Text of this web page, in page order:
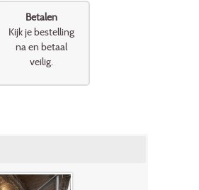
Betalen
Kijk je bestelling
na en betaal
veilig.